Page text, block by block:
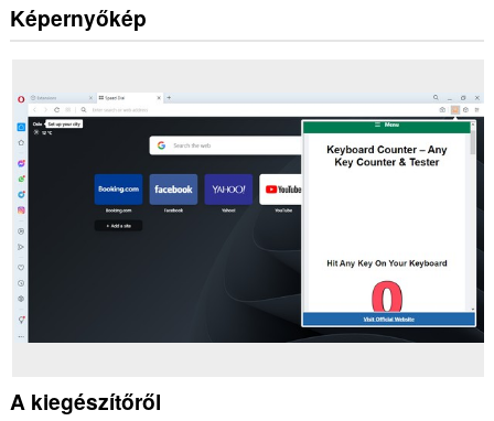
Képernyőkép
A kiegészítőről